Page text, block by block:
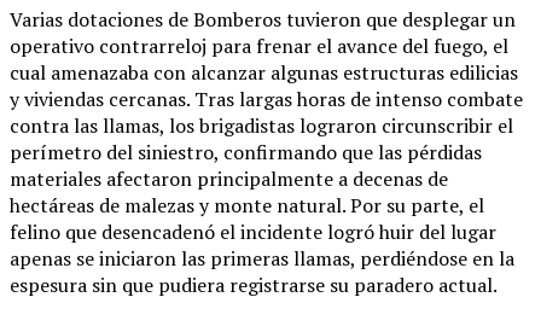
Varias dotaciones de Bomberos tuvieron que desplegar un
operativo contrarreloj para frenar el avance del fuego, el
cual amenazaba con alcanzar algunas estructuras edilicias
y viviendas cercanas. Tras largas horas de intenso combate
contra las llamas, los brigadistas lograron circunscribir el
perímetro del siniestro, confirmando que las pérdidas
materiales afectaron principalmente a decenas de
hectáreas de malezas y monte natural. Por su parte, el
felino que desencadenó el incidente logró huir del lugar
apenas se iniciaron las primeras llamas, perdiéndose en la
espesura sin que pudiera registrarse su paradero actual.